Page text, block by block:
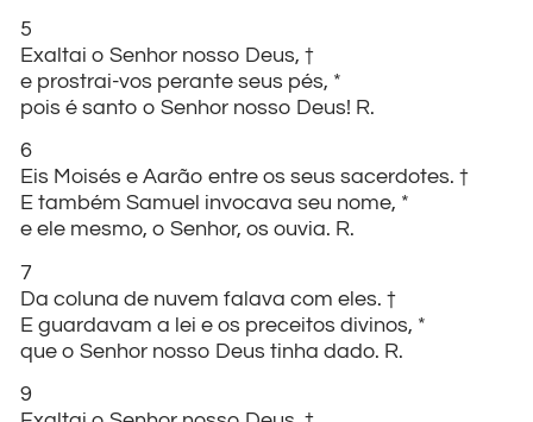
5
Exaltai o Senhor nosso Deus, †
e prostrai-vos perante seus pés, *
pois é santo o Senhor nosso Deus! R.
6
Eis Moisés e Aarão entre os seus sacerdotes. †
E também Samuel invocava seu nome, *
e ele mesmo, o Senhor, os ouvia. R.
7
Da coluna de nuvem falava com eles. †
E guardavam a lei e os preceitos divinos, *
que o Senhor nosso Deus tinha dado. R.
9